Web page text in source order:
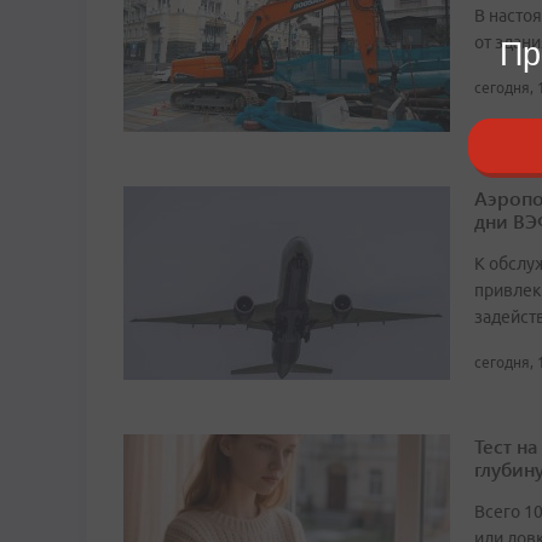
В
от
сегодня,
дни
К
сегодня,
Тест
Всего